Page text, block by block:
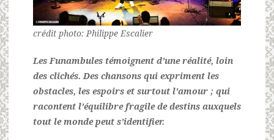
crédit photo: Philippe Escalier
Les Funambules témoignent d’une réalité, loin
des clichés. Des chansons qui expriment les
obstacles, les espoirs et surtout l’amour ; qui
racontent l’équilibre fragile de destins auxquels
tout le monde peut s’identifier.